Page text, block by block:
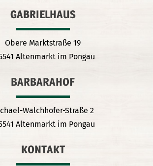
GABRIELHAUS
Obere Marktstraße 19
Altenmarkt im Pongau
BARBARAHOF
Walchhofer-Straße 2
Altenmarkt im Pongau
KONTAKT